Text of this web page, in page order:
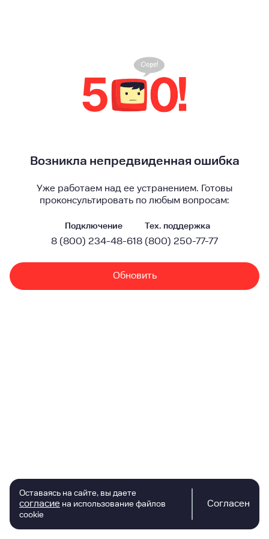
Возникла непредвиденная ошибка
Уже работаем над ее устранением. Готовы
проконсультировать по любым вопросам:
Подключение
8 (800) 234-48-61
Тех. поддержка
8 (800) 250-77-77
Обновить
Оставаясь на сайте, вы даете
согласие на использование файлов
cookie
Согласен